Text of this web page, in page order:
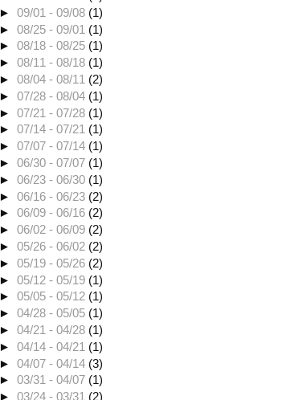
►09/01 - 09/08 (1)
►08/25 - 09/01 (1)
►08/18 - 08/25 (1)
►08/11 - 08/18 (1)
►08/04 - 08/11 (2)
►07/28 - 08/04 (1)
►07/21 - 07/28 (1)
►07/14 - 07/21 (1)
►07/07 - 07/14 (1)
►06/30 - 07/07 (1)
►06/23 - 06/30 (1)
►06/16 - 06/23 (2)
►06/09 - 06/16 (2)
►06/02 - 06/09 (2)
►05/26 - 06/02 (2)
►05/19 - 05/26 (2)
►05/12 - 05/19 (1)
►05/05 - 05/12 (1)
►04/28 - 05/05 (1)
►04/21 - 04/28 (1)
►04/14 - 04/21 (1)
►04/07 - 04/14 (3)
►03/31 - 04/07 (1)
►03/24 - 03/31 (2)